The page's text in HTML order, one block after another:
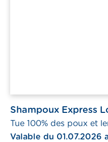
Shampoux Express
Tue 100% des poux et
Valable du 01.07.2026